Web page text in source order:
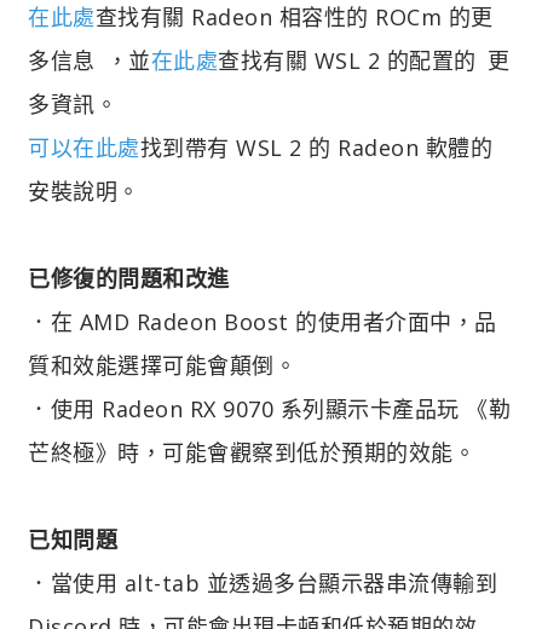
在此處查找有關 Radeon 相容性的 ROCm 的更
多信息 ，並在此處查找有關 WSL 2 的配置的 更
多資訊。
可以在此處找到帶有 WSL 2 的 Radeon 軟體的
安裝說明。
已修復的問題和改進
．在 AMD Radeon Boost 的使用者介面中，品
質和效能選擇可能會顛倒。
．使用 Radeon RX 9070 系列顯示卡產品玩 《勒
芒終極》時，可能會觀察到低於預期的效能。
已知問題
．當使用 alt-tab 並透過多台顯示器串流傳輸到